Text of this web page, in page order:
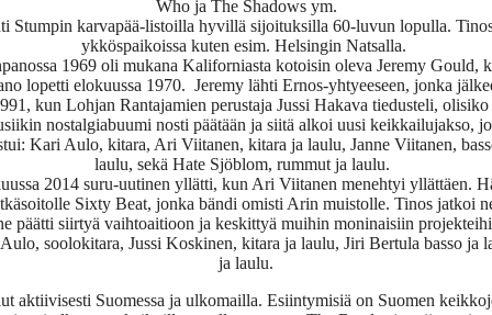
Who ja The Shadows ym.
Stumpin karvapää-listoilla hyvillä sijoituksilla 60-luvun lopulla.
ykköspaikoissa kuten esim. Helsingin Natsalla.
1969 oli mukana Kaliforniasta kotoisin oleva Jeremy Gould,
lopetti elokuussa 1970. Jeremy lähti Ernos-yhtyeeseen, jonka
kun Lohjan Rantajamien perustaja Jussi Hakava tiedusteli,
nostalgiabuumi nosti päätään ja siitä alkoi uusi keikkailujakso,
Kari Aulo, kitara, Ari Viitanen, kitara ja laulu, Janne Viitanen,
laulu, sekä Hate Sjöblom, rummut ja laulu.
2014 suru-uutinen yllätti, kun Ari Viitanen menehtyi yllättäen.
Sixty Beat, jonka bändi omisti Arin muistolle. Tinos jatkoi
päätti siirtyä vaihtoaitioon ja keskittyä muihin moninaisiin
soolokitara, Jussi Koskinen, kitara ja laulu, Jiri Bertula basso ja
ja laulu.
aktiivisesti Suomessa ja ulkomailla. Esiintymisiä on Suomen